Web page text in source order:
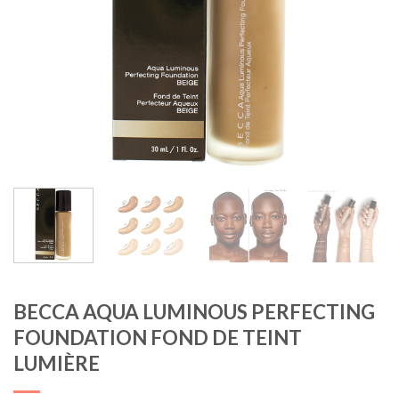
BECCA AQUA LUMINOUS PERFECTING
FOUNDATION FOND DE TEINT
LUMIÈRE